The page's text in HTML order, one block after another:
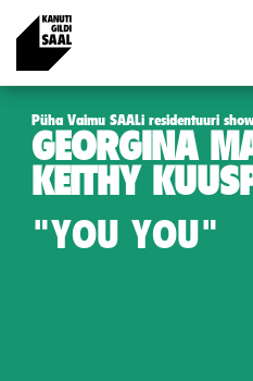
Püha Vaimu SAALi residentuuri
GEORGINA
KEITHY
"YOU YOU"